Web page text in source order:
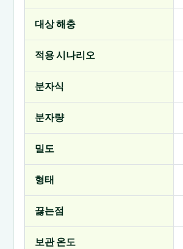
대상 해충
적용 시나리오
분자식
분자량
밀도
형태
끓는점
보관 온도